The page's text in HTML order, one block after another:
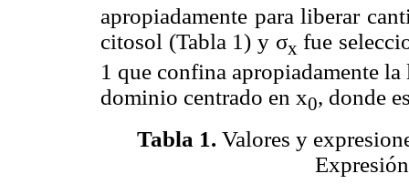
apropiadamente para liberar
citosol (Tabla 1) y σx fue
1 que confina apropiadamente
dominio centrado en x0, donde
Tabla 1. Valores y